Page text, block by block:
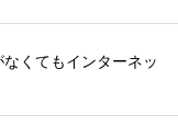
くてもインターネッ